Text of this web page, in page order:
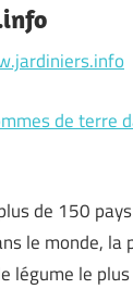
de terre
de 150
le monde, la
légume le